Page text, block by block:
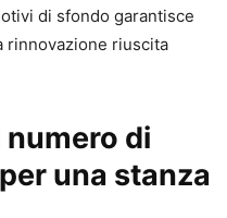
di sfondo garantisce
rinnovazione riuscita
di
una stanza